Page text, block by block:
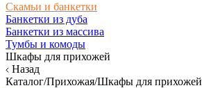
Скамьи и банкетки
Банкетки из дуба
Банкетки из массива
Тумбы и комоды
Шкафы для прихожей
Назад
Каталог/Прихожая/Шкафы для прихожей